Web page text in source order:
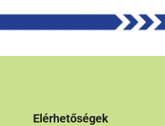
Elérhetőségek